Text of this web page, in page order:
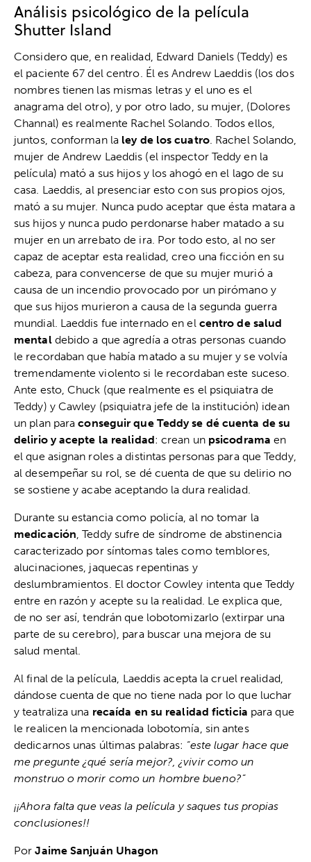
Análisis psicológico de la película
Shutter Island
Considero que, en realidad, Edward Daniels (Teddy) es
el paciente 67 del centro. Él es Andrew Laeddis (los dos
nombres tienen las mismas letras y el uno es el
anagrama del otro), y por otro lado, su mujer, (Dolores
Channal) es realmente Rachel Solando. Todos ellos,
juntos, conforman la ley de los cuatro. Rachel Solando,
mujer de Andrew Laeddis (el inspector Teddy en la
película) mató a sus hijos y los ahogó en el lago de su
casa. Laeddis, al presenciar esto con sus propios ojos,
mató a su mujer. Nunca pudo aceptar que ésta matara a
sus hijos y nunca pudo perdonarse haber matado a su
mujer en un arrebato de ira. Por todo esto, al no ser
capaz de aceptar esta realidad, creo una ficción en su
cabeza, para convencerse de que su mujer murió a
causa de un incendio provocado por un pirómano y
que sus hijos murieron a causa de la segunda guerra
mundial. Laeddis fue internado en el centro de salud
mentaldebido a que agredía a otras personas cuando
le recordaban que había matado a su mujer y se volvía
tremendamente violento si le recordaban este suceso.
Ante esto, Chuck (que realmente es el psiquiatra de
Teddy) y Cawley (psiquiatra jefe de la institución) idean
un plan paraconseguir que Teddy se dé cuenta de su
delirio y acepte la realidad: crean un psicodrama en
el que asignan roles a distintas personas para que Teddy,
al desempeñar su rol, se dé cuenta de que su delirio no
se sostiene y acabe aceptando la dura realidad.
Durante su estancia como policía, al no tomar la
medicación, Teddy sufre de síndrome de abstinencia
caracterizado por síntomas tales como temblores,
alucinaciones, jaquecas repentinas y
deslumbramientos. El doctor Cowley intenta que Teddy
entre en razón y acepte su la realidad. Le explica que,
de no ser así, tendrán que lobotomizarlo (extirpar una
parte de su cerebro), para buscar una mejora de su
salud mental.
Al final de la película, Laeddis acepta la cruel realidad,
dándose cuenta de que no tiene nada por lo que luchar
y teatraliza una recaída en su realidad ficticia para que
le realicen la mencionada lobotomía, sin antes
dedicarnos unas últimas palabras: “este lugar hace que
me pregunte ¿qué sería mejor?, ¿vivir como un
monstruo o morir como un hombre bueno?”
¡¡Ahora falta que veas la película y saques tus propias
conclusiones!!
PorJaime Sanjuán Uhagon